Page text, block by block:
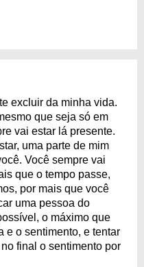
excluir da minha vida.
que seja só em
vai estar lá presente.
uma parte de mim
Você sempre vai
que o tempo passe,
por mais que você
uma pessoa do
o máximo que
e o sentimento, e tentar
final o sentimento por